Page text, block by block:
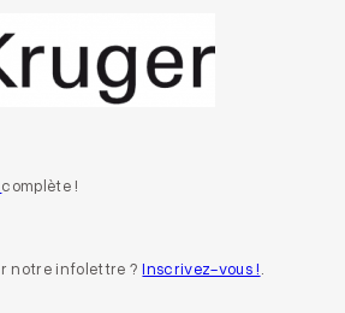
complète !
notre infolettre ?Inscrivez-vous !.